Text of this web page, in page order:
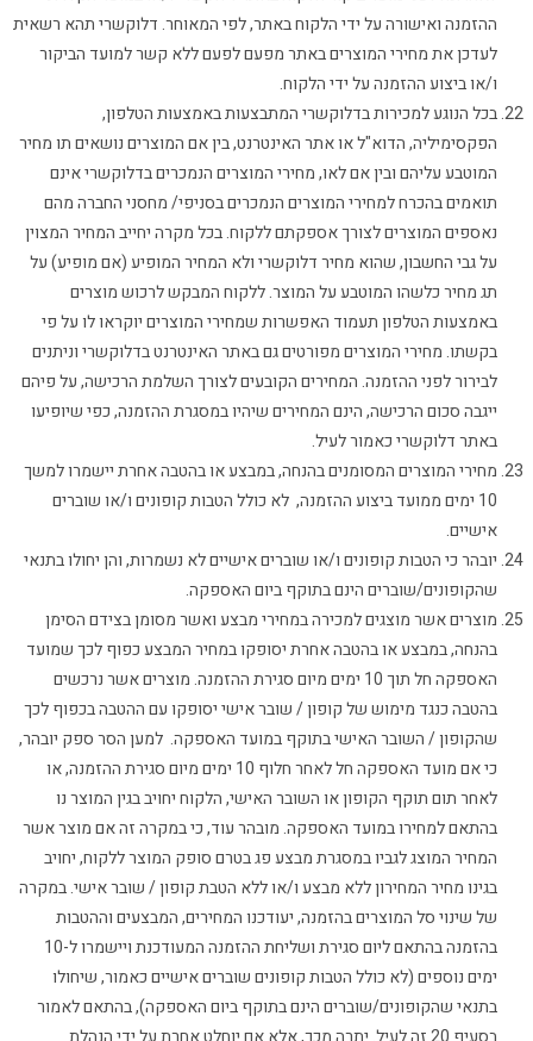
ההזמנה ואישורה על ידי הלקוח באתר, לפי המאוחר. דלוקשרי תהא רשאית
לעדכן את מחירי המוצרים באתר מפעם לפעם ללא קשר למועד הביקור
ו/או ביצוע ההזמנה על ידי הלקוח.
בכל הנוגע למכירות בדלוקשרי המתבצעות באמצעות הטלפון,
הפקסימיליה, הדוא"ל או אתר האינטרנט, בין אם המוצרים נושאים תו מחיר
המוטבע עליהם ובין אם לאו, מחירי המוצרים הנמכרים בדלוקשרי אינם
תואמים בהכרח למחירי המוצרים הנמכרים בסניפי/ מחסני החברה מהם
נאספים המוצרים לצורך אספקתם ללקוח. בכל מקרה יחייב המחיר המצוין
על גבי החשבון, שהוא מחיר דלוקשרי ולא המחיר המופיע (אם מופיע) על
תג מחיר כלשהו המוטבע על המוצר. ללקוח המבקש לרכוש מוצרים
באמצעות הטלפון תעמוד האפשרות שמחירי המוצרים יוקראו לו על פי
בקשתו. מחירי המוצרים מפורטים גם באתר האינטרנט בדלוקשרי וניתנים
לבירור לפני ההזמנה. המחירים הקובעים לצורך השלמת הרכישה, על פיהם
ייגבה סכום הרכישה, הינם המחירים שיהיו במסגרת ההזמנה, כפי שיופיעו
באתר דלוקשרי כאמור לעיל.
מחירי המוצרים המסומנים בהנחה, במבצע או בהטבה אחרת יישמרו למשך
10 ימים ממועד ביצוע ההזמנה, לא כולל הטבות קופונים ו/או שוברים
אישיים.
יובהר כי הטבות קופונים ו/או שוברים אישיים לא נשמרות, והן יחולו בתנאי
שהקופונים/שוברים הינם בתוקף ביום האספקה.
מוצרים אשר מוצגים למכירה במחירי מבצע ואשר מסומן בצידם הסימן
בהנחה, במבצע או בהטבה אחרת יסופקו במחיר המבצע כפוף לכך שמועד
האספקה חל תוך 10 ימים מיום סגירת ההזמנה. מוצרים אשר נרכשים
בהטבה כנגד מימוש של קופון / שובר אישי יסופקו עם ההטבה בכפוף לכך
שהקופון / השובר האישי בתוקף במועד האספקה. למען הסר ספק יובהר,
כי אם מועד האספקה חל לאחר חלוף 10 ימים מיום סגירת ההזמנה, או
לאחר תום תוקף הקופון או השובר האישי, הלקוח יחויב בגין המוצר נו
בהתאם למחירו במועד האספקה. מובהר עוד, כי במקרה זה אם מוצר אשר
המחיר המוצג לגביו במסגרת מבצע פג בטרם סופק המוצר ללקוח, יחויב
בגינו מחיר המחירון ללא מבצע ו/או ללא הטבת קופון / שובר אישי. במקרה
של שינוי סל המוצרים בהזמנה, יעודכנו המחירים, המבצעים וההטבות
בהזמנה בהתאם ליום סגירת ושליחת ההזמנה המעודכנת ויישמרו ל-10
ימים נוספים (לא כולל הטבות קופונים שוברים אישיים כאמור, שיחולו
בתנאי שהקופונים/שוברים הינם בתוקף ביום האספקה), בהתאם לאמור